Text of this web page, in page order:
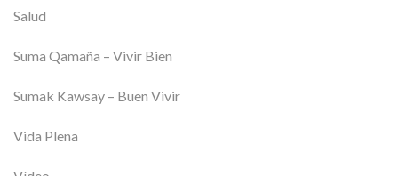
Salud
Suma Qamaña – Vivir Bien
Sumak Kawsay – Buen Vivir
Vida Plena